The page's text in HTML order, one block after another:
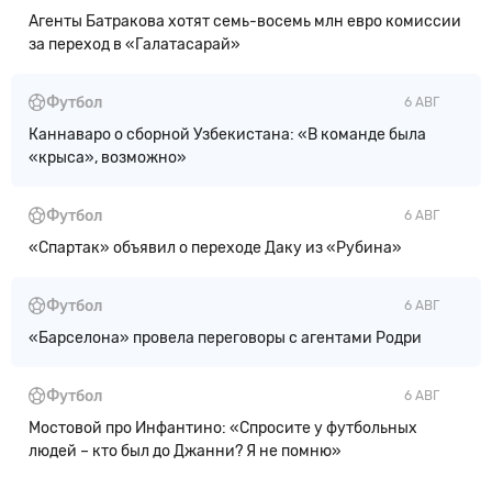
Агенты Батракова хотят семь-восемь млн евро комиссии
за переход в «Галатасарай»
6 АВГ
Футбол
Каннаваро о сборной Узбекистана: «В команде была
«крыса», возможно»
6 АВГ
Футбол
«Спартак» объявил о переходе Даку из «Рубина»
6 АВГ
Футбол
«Барселона» провела переговоры с агентами Родри
6 АВГ
Футбол
Мостовой про Инфантино: «Спросите у футбольных
людей – кто был до Джанни? Я не помню»